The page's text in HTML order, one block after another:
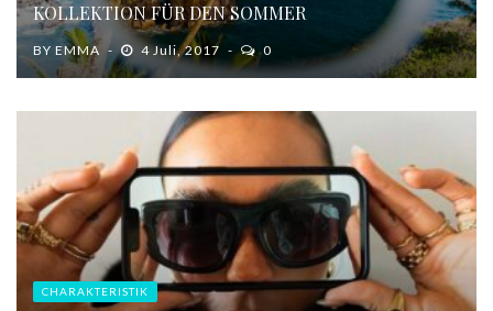
KOLLEKTION FÜR DEN SOMMER
BY EMMA 4 Juli, 2017 0
CHARAKTERISTIK